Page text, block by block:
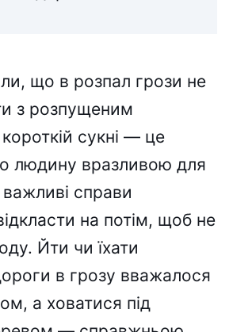
що в розпал грози не
з розпущеним
сукні — це
людину вразливою для
справи
на потім, щоб не
Йти чи їхати
в грозу вважалося
а ховатися під